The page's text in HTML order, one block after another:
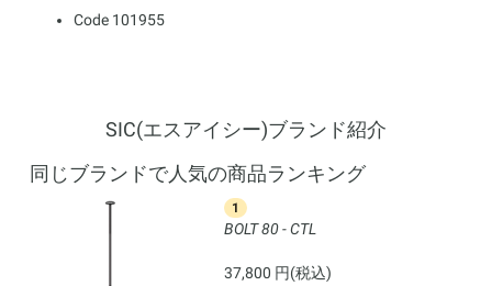
Code 101955
SIC(エスアイシー)ブランド紹介
同じブランドで人気の商品ランキング
1
BOLT 80 - CTL
37,800 円(税込)